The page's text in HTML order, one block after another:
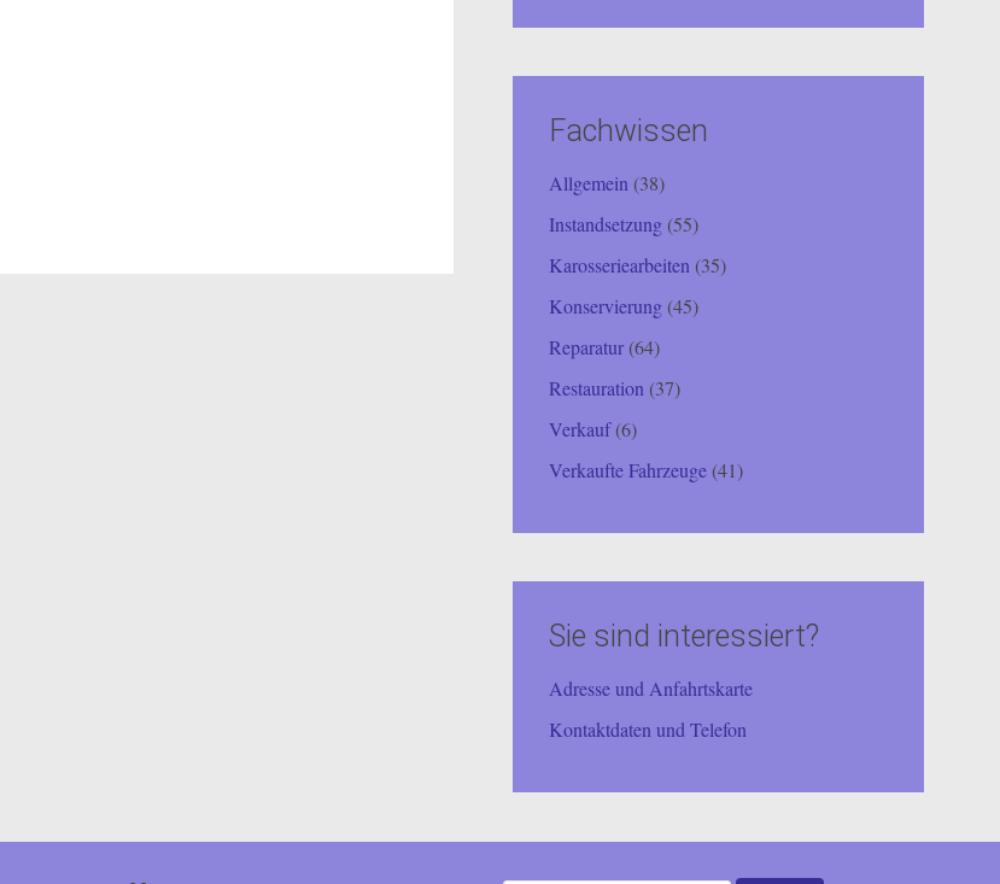
Fachwissen
Allgemein (38)
Instandsetzung(55)
Karosseriearbeiten (35)
Konservierung(45)
Reparatur(64)
Restauration (37)
Verkauf(6)
Verkaufte Fahrzeuge(41)
Sie sind interessiert?
Adresse und Anfahrtskarte
Kontaktdaten und Telefon